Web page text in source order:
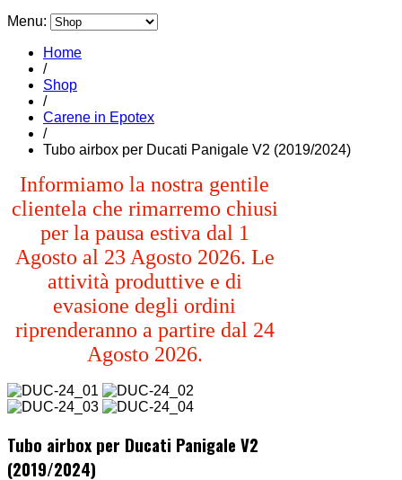
Menu:
Home
/
Shop
/
Carene in Epotex
/
Tubo airbox per Ducati Panigale V2 (2019/2024)
Informiamo la nostra gentile
clientela che rimarremo chiusi
per la pausa estiva dal 1
Agosto al 23 Agosto 2026. Le
attività produttive e di
evasione degli ordini
riprenderanno a partire dal 24
Agosto 2026.
Tubo airbox per Ducati Panigale V2
(2019/2024)